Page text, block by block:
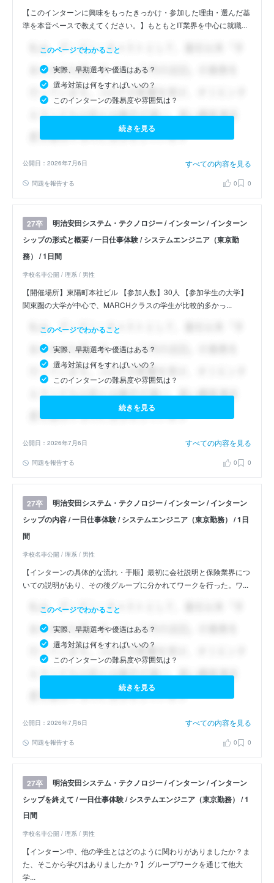
【このインターンに興味をもったきっかけ・参加した理由・選んだ基
準を本音ベースで教えてください。】もともとIT業界を中心に就職...
このページでわかること
実際、早期選考や優遇はある？
選考対策は何をすればいいの？
このインターンの難易度や雰囲気は？
続きを見る
公開日：2026年7月6日 すべての内容を見る
問題を報告する 0 0
27卒
明治安田システム・テクノロジー / インターン / インターン
シップの形式と概要 / 一日仕事体験 / システムエンジニア（東京勤
務） / 1日間
学校名非公開 / 理系 / 男性
【開催場所】東陽町本社ビル 【参加人数】30人 【参加学生の大学】
関東圏の大学が中心で、MARCHクラスの学生が比較的多かっ...
このページでわかること
実際、早期選考や優遇はある？
選考対策は何をすればいいの？
このインターンの難易度や雰囲気は？
続きを見る
公開日：2026年7月6日 すべての内容を見る
問題を報告する 0 0
27卒
明治安田システム・テクノロジー / インターン / インターン
シップの内容 / 一日仕事体験 / システムエンジニア（東京勤務） / 1日
間
学校名非公開 / 理系 / 男性
【インターンの具体的な流れ・手順】最初に会社説明と保険業界につ
いての説明があり、その後グループに分かれてワークを行った。ワ...
このページでわかること
実際、早期選考や優遇はある？
選考対策は何をすればいいの？
このインターンの難易度や雰囲気は？
続きを見る
公開日：2026年7月6日 すべての内容を見る
問題を報告する 0 0
27卒
明治安田システム・テクノロジー / インターン / インターン
シップを終えて / 一日仕事体験 / システムエンジニア（東京勤務） / 1
日間
学校名非公開 / 理系 / 男性
【インターン中、他の学生とはどのように関わりがありましたか？ま
た、そこから学びはありましたか？】グループワークを通じて他大
学...